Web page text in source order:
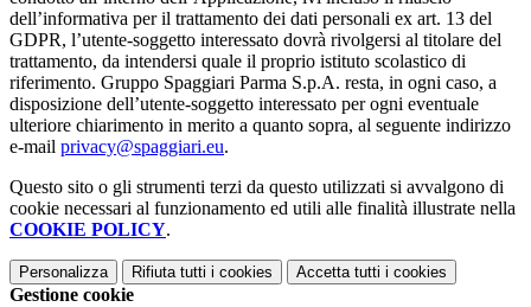
dell’informativa per il trattamento dei dati personali ex art. 13 del
GDPR, l’utente-soggetto interessato dovrà rivolgersi al titolare del
trattamento, da intendersi quale il proprio istituto scolastico di
riferimento. Gruppo Spaggiari Parma S.p.A. resta, in ogni caso, a
disposizione dell’utente-soggetto interessato per ogni eventuale
ulteriore chiarimento in merito a quanto sopra, al seguente indirizzo
e-mail privacy@spaggiari.eu.
Questo sito o gli strumenti terzi da questo utilizzati si avvalgono di
cookie necessari al funzionamento ed utili alle finalità illustrate nella
COOKIE POLICY.
Personalizza Rifiuta tutti i cookies Accetta tutti i cookies
Gestione cookie